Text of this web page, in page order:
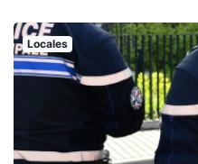
Locales